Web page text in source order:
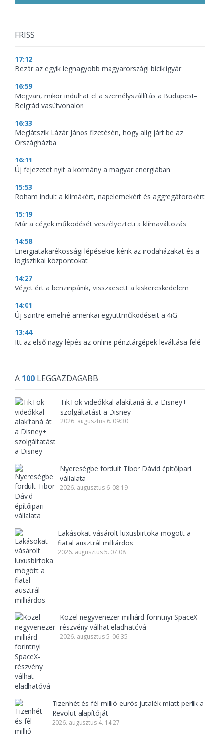
FRISS
17:12
Bezár az egyik legnagyobb magyarországi bicikligyár
16:59
Megvan, mikor indulhat el a személyszállítás a Budapest–
Belgrád vasútvonalon
16:33
Meglátszik Lázár János fizetésén, hogy alig járt be az
Országházba
16:11
Új fejezetet nyit a kormány a magyar energiában
15:53
Roham indult a klímákért, napelemekért és aggregátorokért
15:19
Már a cégek működését veszélyezteti a klímaváltozás
14:58
Energiatakarékossági lépésekre kérik az irodaházakat és a
logisztikai központokat
14:27
Véget ért a benzinpánik, visszaesett a kiskereskedelem
14:01
Új szintre emelné amerikai együttműködéseit a 4iG
13:44
Itt az első nagy lépés az online pénztárgépek leváltása felé
A 100 LEGGAZDAGABB
TikTok-videókkal alakítaná át a Disney+
szolgáltatást a Disney
2026. augusztus 6. 09:30
Nyereségbe fordult Tibor Dávid építőipari
vállalata
2026. augusztus 6. 08:19
Lakásokat vásárolt luxusbirtoka mögött a
fiatal ausztrál milliárdos
2026. augusztus 5. 07:08
Közel negyvenezer milliárd forintnyi SpaceX-
részvény válhat eladhatóvá
2026. augusztus 5. 06:35
Tizenhét és fél millió eurós jutalék miatt perlik a
Revolut alapítóját
2026. augusztus 4. 14:27